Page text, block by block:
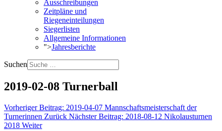
Ausschreibungen
Zeitpläne und
Riegeneinteilungen
Siegerlisten
Allgemeine Informationen
">Jahresberichte
Suchen
2019-02-08 Turnerball
Vorheriger Beitrag: 2019-04-07 Mannschaftsmeisterschaft der
Turnerinnen Zurück Nächster Beitrag: 2018-08-12 Nikolausturnen
2018 Weiter